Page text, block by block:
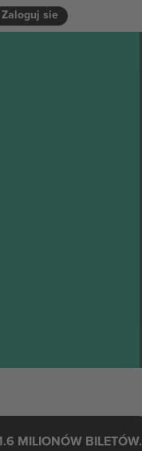
Zaloguj sie
MILIONÓW BILETÓW.